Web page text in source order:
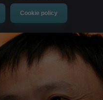
Cookie policy